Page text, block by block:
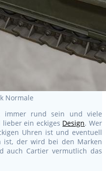
Normale
immer rund sein und viele
lieber ein eckiges Design. Wer
Uhren ist und eventuell
ist, der wird bei den Marken
auch Cartier vermutlich das